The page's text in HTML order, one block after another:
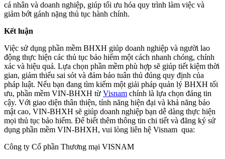
cá nhân và doanh nghiệp, giúp tối ưu hóa quy trình làm việc và
giảm bớt gánh nặng thủ tục hành chính.
Kết luận
Việc sử dụng phần mềm BHXH giúp doanh nghiệp và người lao
động thực hiện các thủ tục bảo hiểm một cách nhanh chóng, chính
xác và hiệu quả. Lựa chọn phần mềm phù hợp sẽ giúp tiết kiệm thời
gian, giảm thiểu sai sót và đảm bảo tuân thủ đúng quy định của
pháp luật. Nếu bạn đang tìm kiếm một giải pháp quản lý BHXH tối
ưu, phần mềm VIN-BHXH từ Visnam chính là lựa chọn đáng tin
cậy. Với giao diện thân thiện, tính năng hiện đại và khả năng bảo
mật cao, VIN-BHXH sẽ giúp doanh nghiệp bạn dễ dàng thực hiện
mọi thủ tục bảo hiểm. Để biết thêm thông tin chi tiết và đăng ký sử
dụng phần mềm VIN-BHXH, vui lòng liên hệ Visnam qua:
Công ty Cổ phần Thương mại VISNAM